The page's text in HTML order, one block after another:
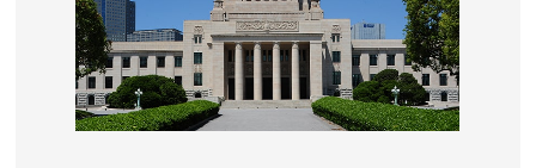
アクセス／JR神田駅東口より徒歩約5分。JR秋葉原駅よ
り徒歩約6分。地下鉄丸の内線 淡路町駅(A3出口)徒歩約
1分。地下鉄都営新宿線 小川町駅(A3出口)徒歩約1分。
所在地／東京都千代田区神田須田町1-13